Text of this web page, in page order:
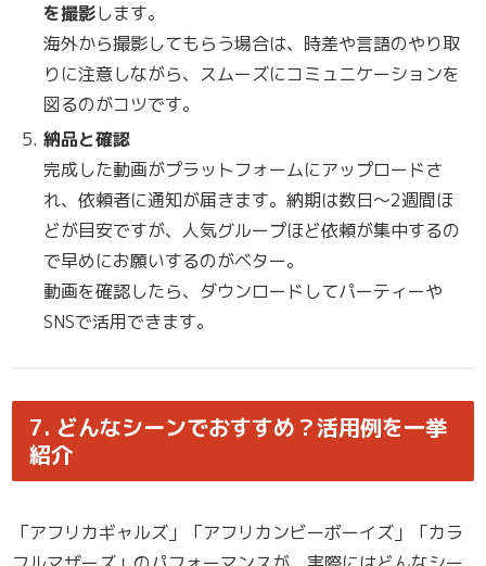
を撮影します。
海外から撮影してもらう場合は、時差や言語のやり取
りに注意しながら、スムーズにコミュニケーションを
図るのがコツです。
納品と確認
完成した動画がプラットフォームにアップロードさ
れ、依頼者に通知が届きます。納期は数日～2週間ほ
どが目安ですが、人気グループほど依頼が集中するの
で早めにお願いするのがベター。
動画を確認したら、ダウンロードしてパーティーや
SNSで活用できます。
7. どんなシーンでおすすめ？活用例を一挙
紹介
「アフリカギャルズ」「アフリカンビーボーイズ」「カラ